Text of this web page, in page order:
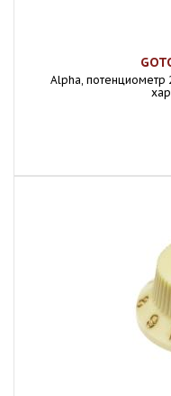
Alpha, потенциометр